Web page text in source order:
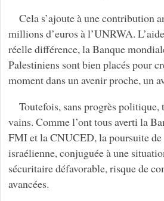
Cela s’ajoute à une contribution
millions d’euros à l’UNRWA.
réelle différence, la Banque
Palestiniens sont bien placés pour
moment dans un avenir proche, un
Toutefois, sans progrès politique,
vains. Comme l’ont tous averti la
FMI et la CNUCED, la poursuite de
israélienne, conjuguée à une
sécuritaire défavorable, risque de
avancées.